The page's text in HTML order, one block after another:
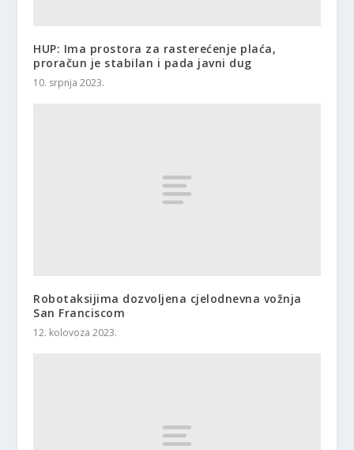
HUP: Ima prostora za rasterećenje plaća,
proračun je stabilan i pada javni dug
10. srpnja 2023.
Robotaksijima dozvoljena cjelodnevna vožnja
San Franciscom
12. kolovoza 2023.